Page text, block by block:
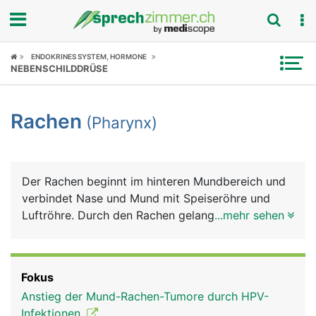
Fokus
Symptome
News
Rubriken
ENDOKRINES SYSTEM, HORMONE
NEBENSCHILDDRÜSE
Rachen (Pharynx)
Der Rachen beginnt im hinteren Mundbereich und
verbindet Nase und Mund mit Speiseröhre und
Luftröhre. Durch den Rachen gelangt einerseits die
Luftröhre liegt der Kehlkopf mit den
Stimmbändern, die der Tonbildung dienen.
...mehr sehen
Fokus
Anstieg der Mund-Rachen-Tumore durch HPV-
Infektionen